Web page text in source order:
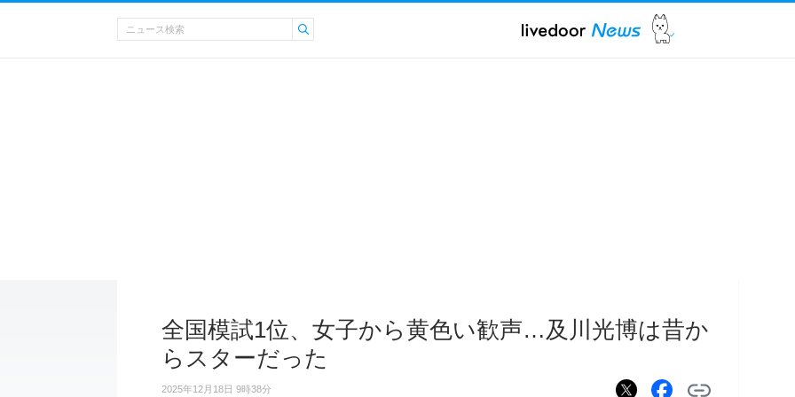
全国模試1位、女子から黄色い歓声…及川光博は昔か
らスターだった
2025年12月18日 9時38分